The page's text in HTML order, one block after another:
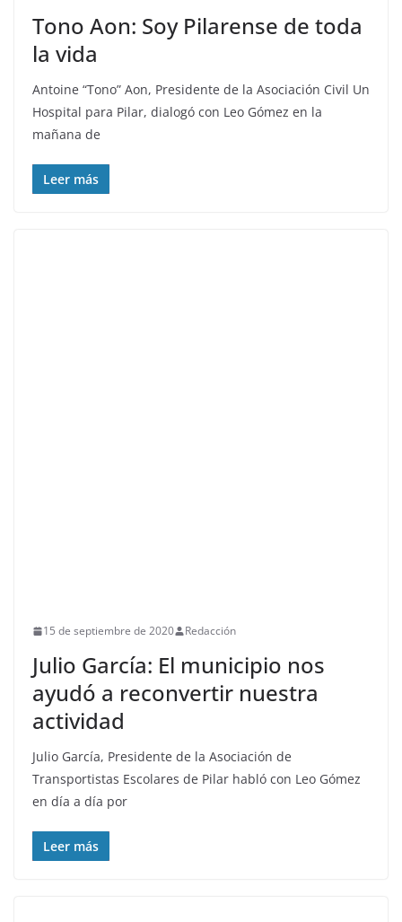
Tono Aon: Soy Pilarense de toda
la vida
Antoine “Tono” Aon, Presidente de la Asociación Civil Un
Hospital para Pilar, dialogó con Leo Gómez en la
mañana de
Leer más
15 de septiembre de 2020 Redacción
Julio García: El municipio nos
ayudó a reconvertir nuestra
actividad
Julio García, Presidente de la Asociación de
Transportistas Escolares de Pilar habló con Leo Gómez
en día a día por
Leer más